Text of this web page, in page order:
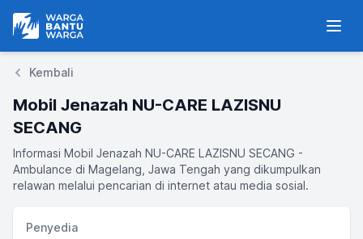
Warga Bantu Warga
Kembali
Mobil Jenazah NU-CARE LAZISNU
SECANG
Informasi Mobil Jenazah NU-CARE LAZISNU SECANG -
Ambulance di Magelang, Jawa Tengah yang dikumpulkan
relawan melalui pencarian di internet atau media sosial.
Penyedia